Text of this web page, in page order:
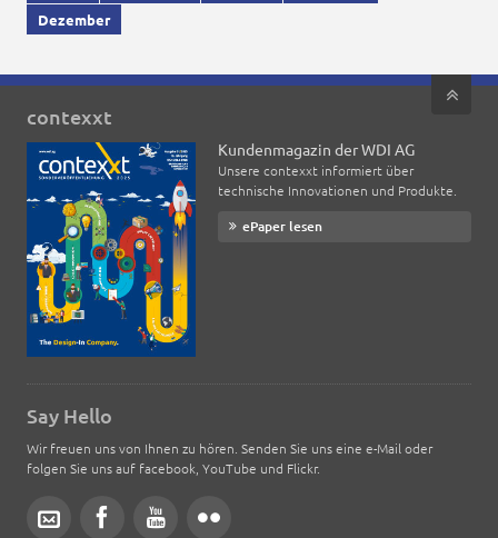
Dezember
contexxt
Kundenmagazin der WDI AG
Unsere contexxt informiert über
technische Innovationen und Produkte.
ePaper lesen
Say Hello
Wir freuen uns von Ihnen zu hören. Senden Sie uns eine e-Mail oder
folgen Sie uns auf facebook, YouTube und Flickr.